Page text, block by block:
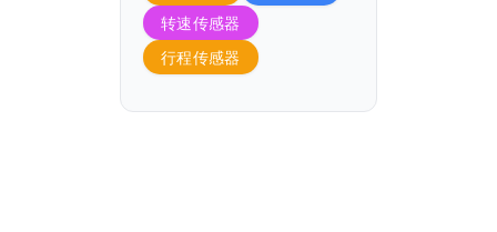
转速传感器
行程传感器